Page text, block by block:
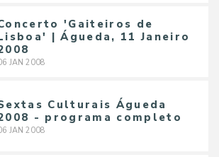
'Gaiteiros de
| Águeda, 11 Janeiro
JAN 2008
Culturais Águeda
- programa completo
JAN 2008